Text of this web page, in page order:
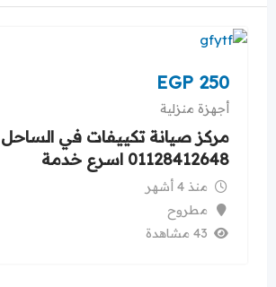
EGP 250
أجهزة منزلية
مركز صيانة تكييفات في
01128412648 اسرع خدمة
منذ 4 أشهر
مطروح
43 مشاهدة